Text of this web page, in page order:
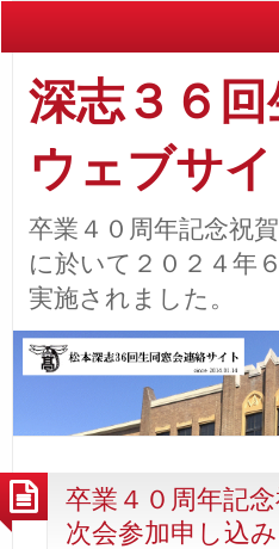
深志３６回
ウェブサイ
卒業４０周年記念祝
に於いて２０２４年
実施されました。
卒業４０周年記
次会参加申し込